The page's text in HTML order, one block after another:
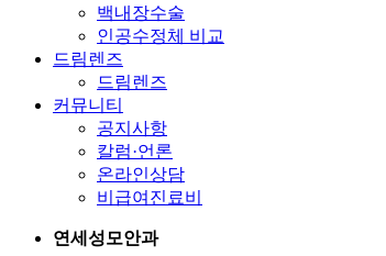
백내장수술
인공수정체 비교
드림렌즈
드림렌즈
커뮤니티
공지사항
칼럼·언론
온라인상담
비급여진료비
연세성모안과